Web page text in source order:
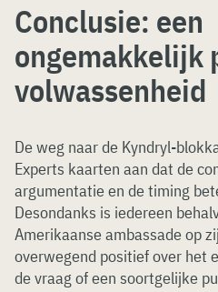
Conclusie: een
ongemakkelijk
volwassenheid
De weg naar de Kyndryl-
Experts kaarten aan dat de
argumentatie en de timing
Desondanks is iedereen
Amerikaanse ambassade op
overwegend positief over het
de vraag of een soortgelijke